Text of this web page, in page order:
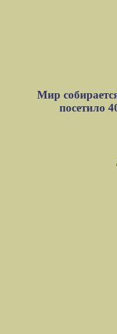
Мир
посетило